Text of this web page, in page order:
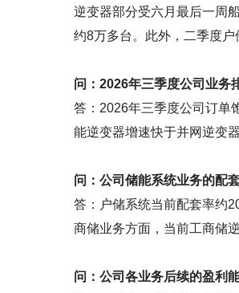
逆变器部分受六月最后一周
约8万多台。此外，二季度户
问：2026年三季度公司业务
答：2026年三季度公司订单
能逆变器增速快于并网逆变器
问：公司储能系统业务的配
答：户储系统当前配套率约
商储业务方面，当前工商储
问：公司各业务后续的盈利